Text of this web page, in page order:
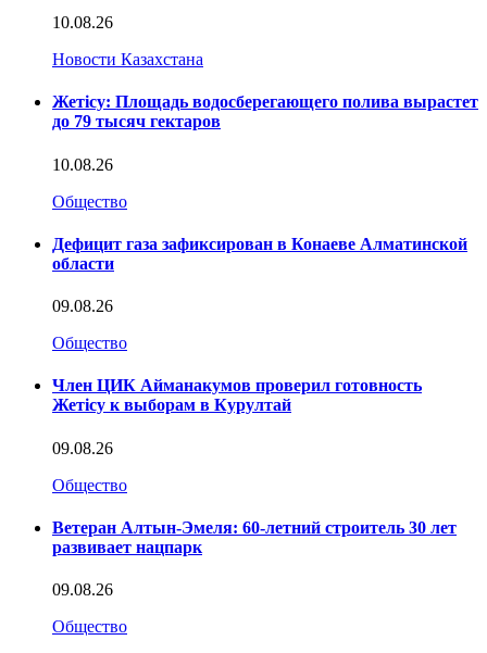
10.08.26
Новости Казахстана
Жетісу: Площадь водосберегающего полива вырастет
до 79 тысяч гектаров
10.08.26
Общество
Дефицит газа зафиксирован в Конаеве Алматинской
области
09.08.26
Общество
Член ЦИК Айманакумов проверил готовность
Жетісу к выборам в Курултай
09.08.26
Общество
Ветеран Алтын-Эмеля: 60-летний строитель 30 лет
развивает нацпарк
09.08.26
Общество